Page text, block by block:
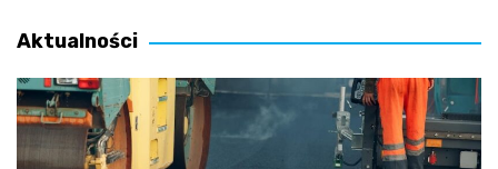
Aktualności